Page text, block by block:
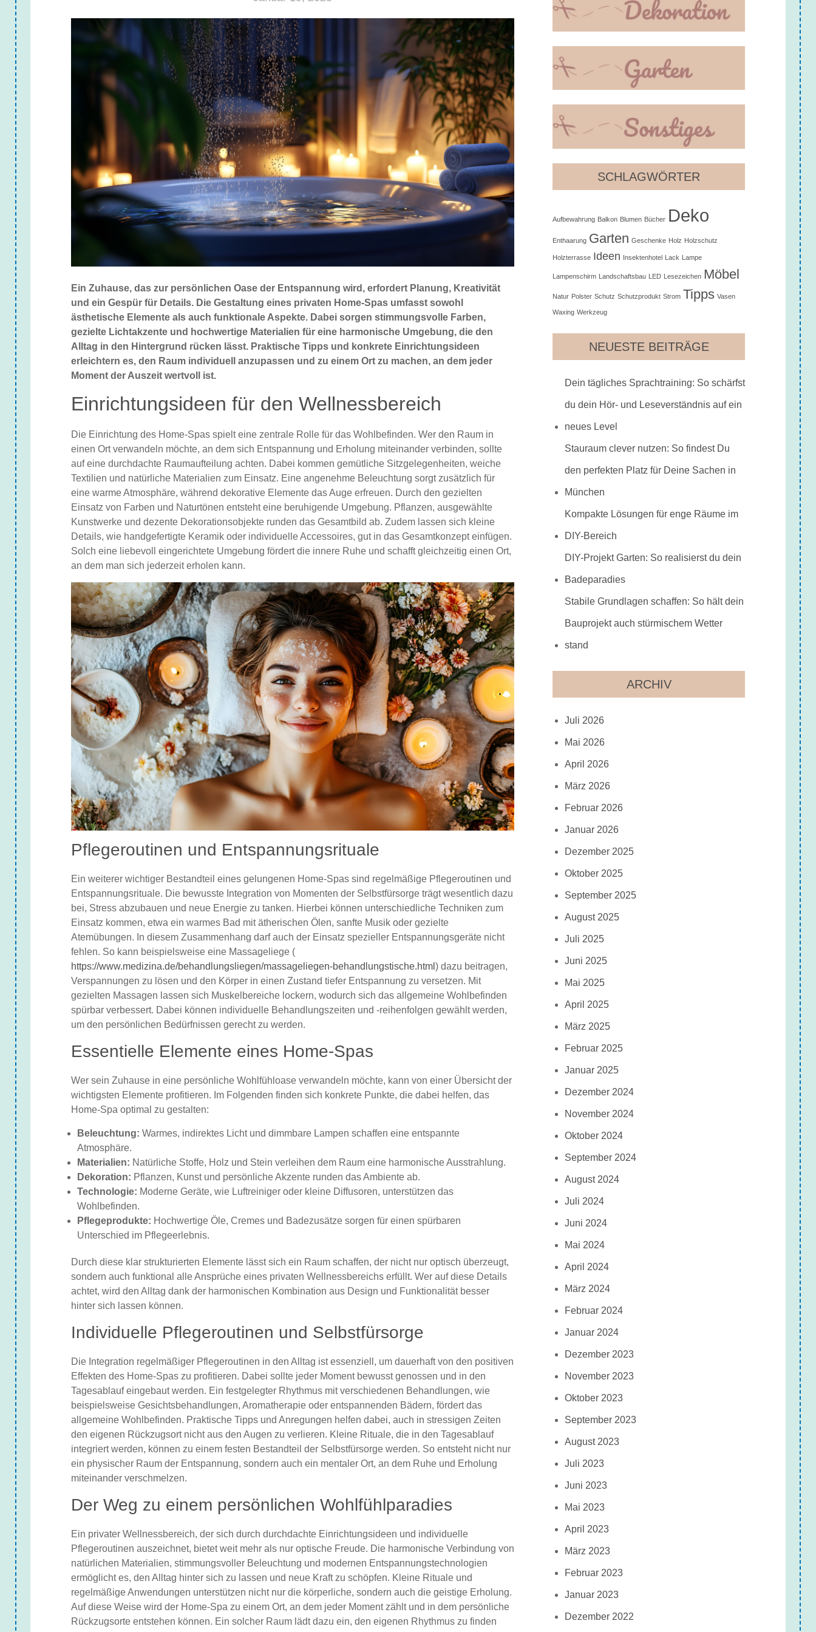
Ein Zuhause, das zur persönlichen Oase der Entspannung wird, erfordert Planung, Kreativität
und ein Gespür für Details. Die Gestaltung eines privaten Home-Spas umfasst sowohl
ästhetische Elemente als auch funktionale Aspekte. Dabei sorgen stimmungsvolle Farben,
gezielte Lichtakzente und hochwertige Materialien für eine harmonische Umgebung, die den
Alltag in den Hintergrund rücken lässt. Praktische Tipps und konkrete Einrichtungsideen
erleichtern es, den Raum individuell anzupassen und zu einem Ort zu machen, an dem jeder
Moment der Auszeit wertvoll ist.
Einrichtungsideen für den Wellnessbereich
Die Einrichtung des Home-Spas spielt eine zentrale Rolle für das Wohlbefinden. Wer den Raum in
einen Ort verwandeln möchte, an dem sich Entspannung und Erholung miteinander verbinden, sollte
auf eine durchdachte Raumaufteilung achten. Dabei kommen gemütliche Sitzgelegenheiten, weiche
Textilien und natürliche Materialien zum Einsatz. Eine angenehme Beleuchtung sorgt zusätzlich für
eine warme Atmosphäre, während dekorative Elemente das Auge erfreuen. Durch den gezielten
Einsatz von Farben und Naturtönen entsteht eine beruhigende Umgebung. Pflanzen, ausgewählte
Kunstwerke und dezente Dekorationsobjekte runden das Gesamtbild ab. Zudem lassen sich kleine
Details, wie handgefertigte Keramik oder individuelle Accessoires, gut in das Gesamtkonzept einfügen.
Solch eine liebevoll eingerichtete Umgebung fördert die innere Ruhe und schafft gleichzeitig einen Ort,
an dem man sich jederzeit erholen kann.
Pflegeroutinen und Entspannungsrituale
Ein weiterer wichtiger Bestandteil eines gelungenen Home-Spas sind regelmäßige Pflegeroutinen und
Entspannungsrituale. Die bewusste Integration von Momenten der Selbstfürsorge trägt wesentlich dazu
bei, Stress abzubauen und neue Energie zu tanken. Hierbei können unterschiedliche Techniken zum
Einsatz kommen, etwa ein warmes Bad mit ätherischen Ölen, sanfte Musik oder gezielte
Atemübungen. In diesem Zusammenhang darf auch der Einsatz spezieller Entspannungsgeräte nicht
fehlen. So kann beispielsweise eine Massageliege (
https://www.medizina.de/behandlungsliegen/massageliegen-behandlungstische.html ) dazu beitragen,
Verspannungen zu lösen und den Körper in einen Zustand tiefer Entspannung zu versetzen. Mit
gezielten Massagen lassen sich Muskelbereiche lockern, wodurch sich das allgemeine Wohlbefinden
spürbar verbessert. Dabei können individuelle Behandlungszeiten und -reihenfolgen gewählt werden,
um den persönlichen Bedürfnissen gerecht zu werden.
Essentielle Elemente eines Home-Spas
Wer sein Zuhause in eine persönliche Wohlfühloase verwandeln möchte, kann von einer Übersicht der
wichtigsten Elemente profitieren. Im Folgenden finden sich konkrete Punkte, die dabei helfen, das
Home-Spa optimal zu gestalten:
Beleuchtung: Warmes, indirektes Licht und dimmbare Lampen schaffen eine entspannte
Atmosphäre.
Materialien: Natürliche Stoffe, Holz und Stein verleihen dem Raum eine harmonische Ausstrahlung.
Dekoration: Pflanzen, Kunst und persönliche Akzente runden das Ambiente ab.
Technologie: Moderne Geräte, wie Luftreiniger oder kleine Diffusoren, unterstützen das
Wohlbefinden.
Pflegeprodukte: Hochwertige Öle, Cremes und Badezusätze sorgen für einen spürbaren
Unterschied im Pflegeerlebnis.
Durch diese klar strukturierten Elemente lässt sich ein Raum schaffen, der nicht nur optisch überzeugt,
sondern auch funktional alle Ansprüche eines privaten Wellnessbereichs erfüllt. Wer auf diese Details
achtet, wird den Alltag dank der harmonischen Kombination aus Design und Funktionalität besser
hinter sich lassen können.
Individuelle Pflegeroutinen und Selbstfürsorge
Die Integration regelmäßiger Pflegeroutinen in den Alltag ist essenziell, um dauerhaft von den positiven
Effekten des Home-Spas zu profitieren. Dabei sollte jeder Moment bewusst genossen und in den
Tagesablauf eingebaut werden. Ein festgelegter Rhythmus mit verschiedenen Behandlungen, wie
beispielsweise Gesichtsbehandlungen, Aromatherapie oder entspannenden Bädern, fördert das
allgemeine Wohlbefinden. Praktische Tipps und Anregungen helfen dabei, auch in stressigen Zeiten
den eigenen Rückzugsort nicht aus den Augen zu verlieren. Kleine Rituale, die in den Tagesablauf
integriert werden, können zu einem festen Bestandteil der Selbstfürsorge werden. So entsteht nicht nur
ein physischer Raum der Entspannung, sondern auch ein mentaler Ort, an dem Ruhe und Erholung
miteinander verschmelzen.
Der Weg zu einem persönlichen Wohlfühlparadies
Ein privater Wellnessbereich, der sich durch durchdachte Einrichtungsideen und individuelle
Pflegeroutinen auszeichnet, bietet weit mehr als nur optische Freude. Die harmonische Verbindung von
natürlichen Materialien, stimmungsvoller Beleuchtung und modernen Entspannungstechnologien
ermöglicht es, den Alltag hinter sich zu lassen und neue Kraft zu schöpfen. Kleine Rituale und
regelmäßige Anwendungen unterstützen nicht nur die körperliche, sondern auch die geistige Erholung.
Auf diese Weise wird der Home-Spa zu einem Ort, an dem jeder Moment zählt und in dem persönliche
Rückzugsorte entstehen können. Ein solcher Raum lädt dazu ein, den eigenen Rhythmus zu finden
SCHLAGWÖRTER
Aufbewahrung Balkon Blumen Bücher Deko
Enthaarung Garten Geschenke Holz Holzschutz
Holzterrasse Ideen Insektenhotel Lack Lampe
Lampenschirm Landschaftsbau LED Lesezeichen Möbel
Natur Polster Schutz Schutzprodukt Strom Tipps Vasen
Waxing Werkzeug
NEUESTE BEITRÄGE
Dein tägliches Sprachtraining: So schärfst
du dein Hör- und Leseverständnis auf ein
neues Level
Stauraum clever nutzen: So findest Du
den perfekten Platz für Deine Sachen in
München
Kompakte Lösungen für enge Räume im
DIY-Bereich
DIY-Projekt Garten: So realisierst du dein
Badeparadies
Stabile Grundlagen schaffen: So hält dein
Bauprojekt auch stürmischem Wetter
stand
ARCHIV
Juli 2026
Mai 2026
April 2026
März 2026
Februar 2026
Januar 2026
Dezember 2025
Oktober 2025
September 2025
August 2025
Juli 2025
Juni 2025
Mai 2025
April 2025
März 2025
Februar 2025
Januar 2025
Dezember 2024
November 2024
Oktober 2024
September 2024
August 2024
Juli 2024
Juni 2024
Mai 2024
April 2024
März 2024
Februar 2024
Januar 2024
Dezember 2023
November 2023
Oktober 2023
September 2023
August 2023
Juli 2023
Juni 2023
Mai 2023
April 2023
März 2023
Februar 2023
Januar 2023
Dezember 2022